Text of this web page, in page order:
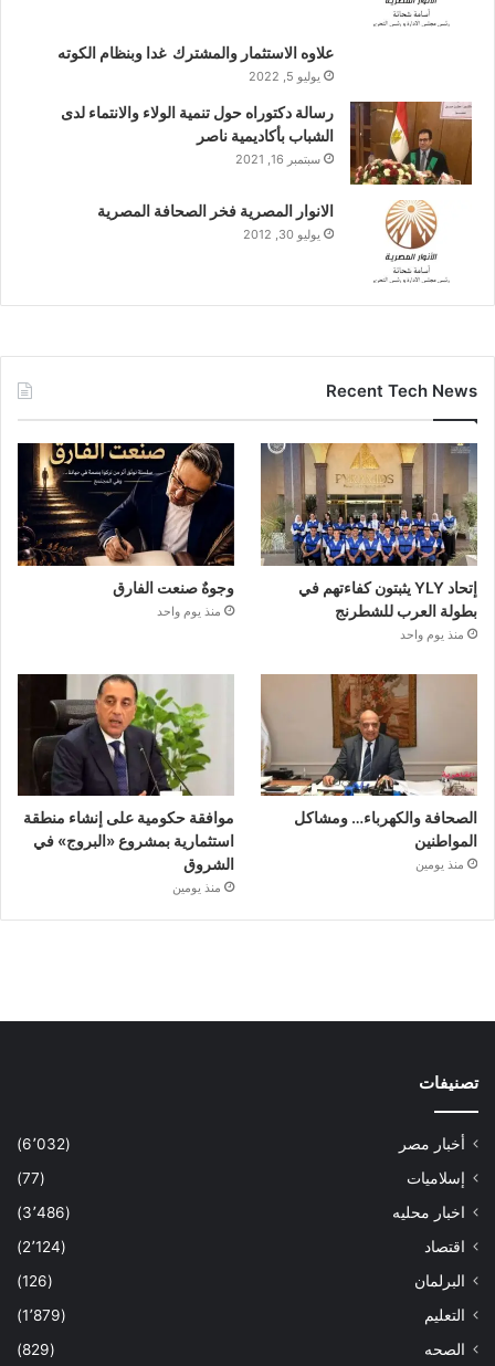
علاوه الاستثمار والمشترك غدا وبنظام الكوته
يوليو 5, 2022
رسالة دكتوراه حول تنمية الولاء والانتماء لدى
الشباب بأكاديمية ناصر
سبتمبر 16, 2021
الانوار المصرية فخر الصحافة المصرية
يوليو 30, 2012
Recent Tech News
إتحاد YLY يثبتون كفاءتهم في
بطولة العرب للشطرنج
منذ يوم واحد
وجوهٌ صنعت الفارق
منذ يوم واحد
الصحافة والكهرباء… ومشاكل
المواطنين
منذ يومين
موافقة حكومية على إنشاء منطقة
استثمارية بمشروع «البروج» في
الشروق
منذ يومين
تصنيفات
أخبار مصر
(6٬032)
إسلاميات
(77)
اخبار محليه
(3٬486)
اقتصاد
(2٬124)
البرلمان
(126)
التعليم
(1٬879)
الصحه
(829)